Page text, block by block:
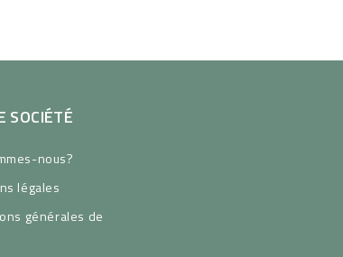
SOCIÉTÉ
nous?
légales
générales de